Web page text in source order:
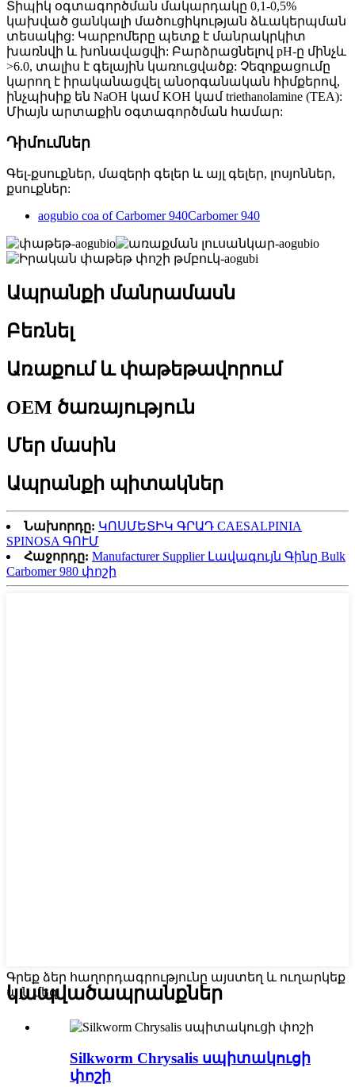
Տիպիկ օգտագործման մակարդակը 0,1-0,5%
կախված ցանկալի մածուցիկության ձևակերպման
տեսակից: Կարբոմերը պետք է մանրակրկիտ
խառնվի և խոնավացվի: Բարձրացնելով pH-ը մինչև
>6.0, տալիս է գելային կառուցվածք: Չեզոքացումը
կարող է իրականացվել անօրգանական հիմքերով,
ինչպիսիք են NaOH կամ KOH կամ triethanolamine (TEA):
Միայն արտաքին օգտագործման համար:
Դիմումներ
Գել-քսուքներ, մազերի գելեր և այլ գելեր, լոսյոններ,
քսուքներ:
aogubio coa of Carbomer 940Carbomer 940
Ապրանքի մանրամասն
Բեռնել
Առաքում և փաթեթավորում
OEM ծառայություն
Մեր մասին
Ապրանքի պիտակներ
Նախորդը: ԿՈՍՄԵՏԻԿ ԳՐԱԴ CAESALPINIA
SPINOSA ԳՈՒՄ
Հաջորդը: Manufacturer Supplier Լավագույն Գինը Bulk
Carbomer 980 փոշի
Գրեք ձեր հաղորդագրությունը այստեղ և ուղարկեք
այն մեզ
կապվածապրանքներ
Silkworm Chrysalis սպիտակուցի
փոշի